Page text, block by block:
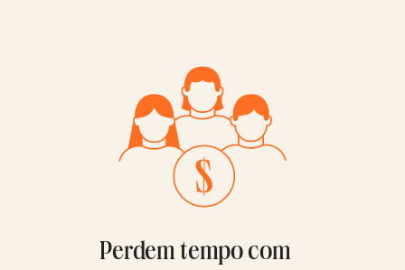
Perdem tempo com